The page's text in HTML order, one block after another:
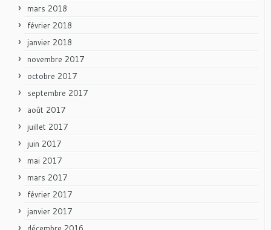
mars 2018
février 2018
janvier 2018
novembre 2017
octobre 2017
septembre 2017
août 2017
juillet 2017
juin 2017
mai 2017
mars 2017
février 2017
janvier 2017